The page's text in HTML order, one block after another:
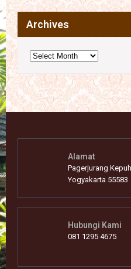
Archives
Archives
Alamat
Pagerjurang
Yogyakarta 55583
Hubungi Kami
081 1295 4675